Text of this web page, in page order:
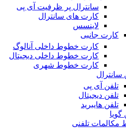
سانترال پر ظرفیت آی پی
کارت های سانترال
لاینسس
کارت جانبی
کارت خطوط داخلی آنالوگ
کارت خطوط داخلی دیجیتال
کارت خطوط شهری
سانترال
تلفن آی پی
تلفن دیجیتال
تلفن هایبرید
گویا
مکالمات تلفنی